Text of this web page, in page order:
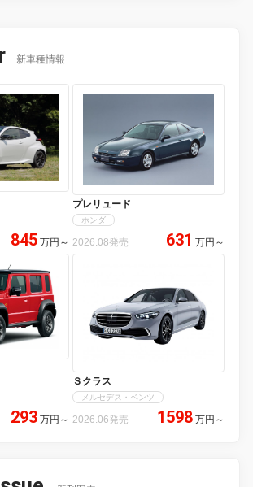
新車種情報
845 万円 ～
プレリュード
ホンダ
2026.08発売 631 万円 ～
293 万円 ～
Ｓクラス
メルセデス・ベンツ
2026.06発売 1598 万円 ～